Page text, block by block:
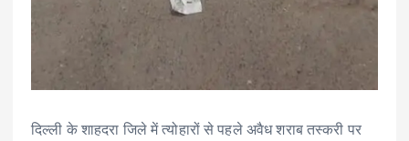
दिल्ली के शाहदरा जिले में त्योहारों से पहले अवैध शराब तस्करी पर